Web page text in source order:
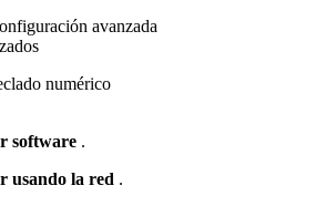
software .
usando la red .